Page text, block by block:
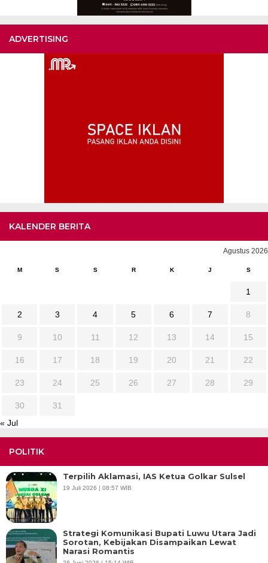
ADVERTISING
KALENDER BERITA
Agustus 2026
M S S R K J S
1
2 3 4 5 6 7 8
9 10 11 12 13 14 15
16 17 18 19 20 21 22
23 24 25 26 27 28 29
30
31
« Jul
POLITIK
Terpilih Aklamasi, IAS Ketua Golkar Sulsel
19 Juli 2026 | 08:57 WIB
Strategi Komunikasi Bupati Luwu Utara Jadi
Sorotan, Kebijakan Disampaikan Lewat
Narasi Romantis